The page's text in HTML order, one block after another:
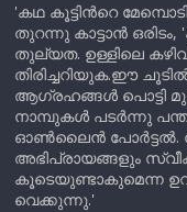
'കഥ കൂട്ടിന്‍റെ
തുറന്നു കാട്ടാൻ
തുല്യത. ഉള്ളിലെ
തിരിച്ചറിയുക.ഈ
ആഗ്രഹങ്ങൾ പൊട്ടി
നാമ്പുകൾ പടർന്നു
ഓൺലൈൻ പോർട്ടൽ.
അഭിപ്രായങ്ങളും
കൂടെയുണ്ടാകുമെന്ന
വെക്കുന്നു.'